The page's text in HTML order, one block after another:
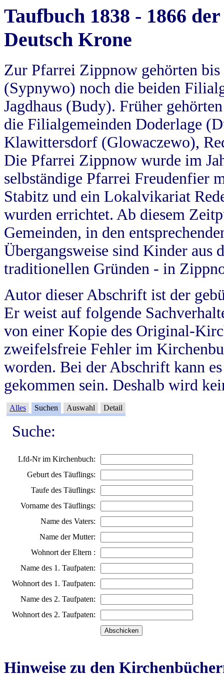
Taufbuch 1838 - 1866
Deutsch Krone
Zur Pfarrei Zippnow gehörten
(Sypnywo) noch die beiden
Jagdhaus (Budy). Früher
die Filialgemeinden Doderlage
Klawittersdorf (Glowaczewo),
Die Pfarrei Zippnow wurde im
selbständige Pfarrei Freudenfier
Stabitz und ein Lokalvikariat
wurden errichtet. Ab diesem
Gemeinden, in den
Übergangsweise sind Kinder aus
traditionellen Gründen - in
Autor dieser Abschrift ist der
Er weist auf folgende
von einer Kopie des Original-
zweifelsfreie Fehler im
worden. Bei der Abschrift kann
gekommen sein. Deshalb wird
Alles Suchen Auswahl Detail
Suche:
Lfd-Nr im Kirchenbuch:
Geburt des Täuflings:
Taufe des Täuflings:
Vorname des Täuflings:
Name des Vaters:
Name der Mutter:
Wohnort der Eltern :
Name des 1. Taufpaten:
Wohnort des 1. Taufpaten:
Name des 2. Taufpaten:
Wohnort des 2. Taufpaten:
Hinweise zu den